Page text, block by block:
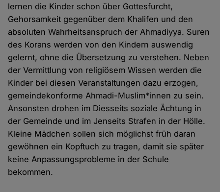
lernen die Kinder schon über Gottesfurcht,
Gehorsamkeit gegenüber dem Khalifen und den
absoluten Wahrheitsanspruch der Ahmadiyya. Suren
des Korans werden von den Kindern auswendig
gelernt, ohne die Übersetzung zu verstehen. Neben
der Vermittlung von religiösem Wissen werden die
Kinder bei diesen Veranstaltungen dazu erzogen,
gemeindekonforme Ahmadi-Muslim*innen zu sein.
Ansonsten drohen im Diesseits soziale Ächtung in
der Gemeinde und im Jenseits Strafen in der Hölle.
Kleine Mädchen sollen sich möglichst früh daran
gewöhnen ein Kopftuch zu tragen, damit sie später
keine Anpassungsprobleme in der Schule
bekommen.